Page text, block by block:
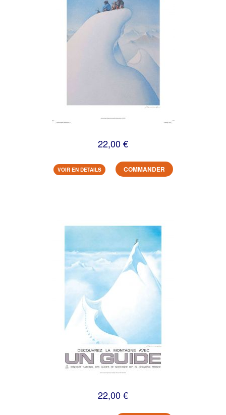
22,00 €
VOIR EN DETAILS COMMANDER
22,00 €